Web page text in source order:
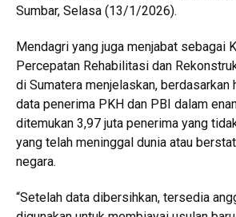
Sumbar, Selasa (13/1/2026).
Mendagri yang juga menjabat sebagai
Percepatan Rehabilitasi dan
di Sumatera menjelaskan,
data penerima PKH dan PBI dalam
ditemukan 3,97 juta penerima yang
yang telah meninggal dunia atau
negara.
“Setelah data dibersihkan, tersedia